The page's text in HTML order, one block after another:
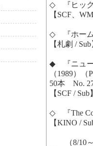
◇ 『ヒック
【SCF、
◇ 『ホーム
【札劇 /
◆ 『ニュー
（1989）
50本 No.
【SCF / Sub
◇ 『The
【KINO /
（8/10